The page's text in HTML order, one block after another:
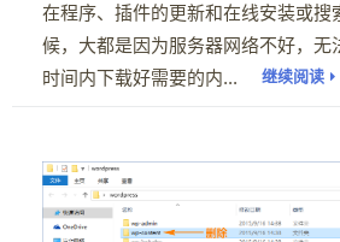
在程序、插件的更新和在线安装或搜
候，大都是因为服务器网络不好，无
时间内下载好需要的内...
继续阅读